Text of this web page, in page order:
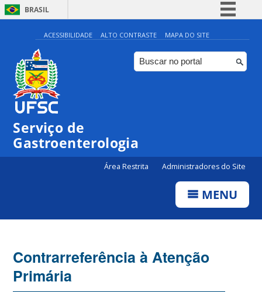
BRASIL
Simplifique!
Comunica BR
Participe
ACESSIBILIDADE ALTO CONTRASTE MAPA DO SITE
Serviço de
Gastroenterologia
Área Restrita Administradores do Site
MENU
Contrarreferência à Atenção
Primária